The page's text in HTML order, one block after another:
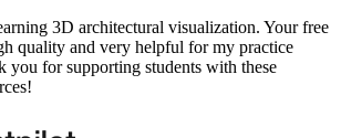
3D architectural visualization. Your free
quality and very helpful for my practice
you for supporting students with these